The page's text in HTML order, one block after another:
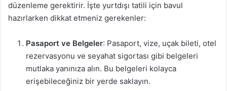
düzenleme gerektirir. İşte yurtdışı tatili için bavul
hazırlarken dikkat etmeniz gerekenler:
Pasaport ve Belgeler: Pasaport, vize, uçak bileti, otel
rezervasyonu ve seyahat sigortası gibi belgeleri
mutlaka yanınıza alın. Bu belgeleri kolayca
erişebileceğiniz bir yerde saklayın.